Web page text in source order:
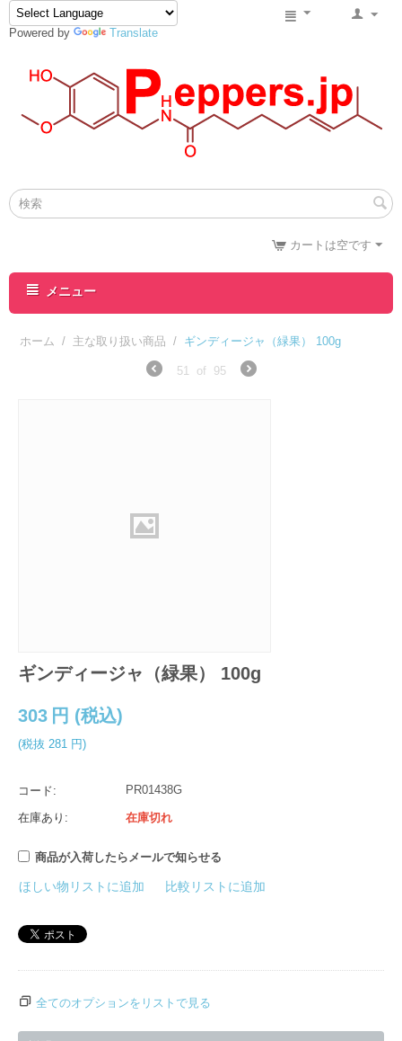
Powered by Translate
カートは空です
メニュー
ホーム / 主な取り扱い商品 / ギンディージャ（緑果） 100g
51 of 95
ギンディージャ（緑果） 100g
303 円 (税込)
(税抜 281 円)
コード: PR01438G
在庫あり: 在庫切れ
商品が入荷したらメールで知らせる
ほしい物リストに追加 比較リストに追加
全てのオプションをリストで見る